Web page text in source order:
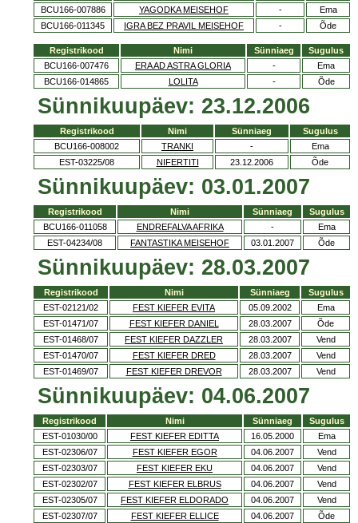
BCU166-007886
YAGODKA MEISEHOF -
Ema
BCU166-011345
IGRA BEZ PRAVIL MEISEHOF - Õde
Registrikood Nimi Sünniaeg
Sugulus
BCU166-007476
ERA AD ASTRA GLORIA -
Ema
BCU166-014865
LOLITA - Õde
Sünnikuupäev: 23.12.2006
Registrikood Nimi Sünniaeg
Sugulus
BCU166-008002
TRANKI -
Ema
EST-03225/08
NIFERTITI 23.12.2006 Õde
Sünnikuupäev: 03.01.2007
Registrikood Nimi Sünniaeg
Sugulus
BCU166-011058
ENDREFALVA AFRIKA -
Ema
EST-04234/08
FANTASTIKA MEISEHOF 03.01.2007 Õde
Sünnikuupäev: 28.03.2007
Registrikood Nimi Sünniaeg
Sugulus
EST-02121/02
FEST KIEFER EVITA 05.09.2002
Ema
EST-01471/07
FEST KIEFER DANIEL 28.03.2007
Õde
EST-01468/07
FEST KIEFER DAZZLER 28.03.2007
Vend
EST-01470/07
FEST KIEFER DRED 28.03.2007
Vend
EST-01469/07
FEST KIEFER DREVOR 28.03.2007 Vend
Sünnikuupäev: 04.06.2007
Registrikood Nimi Sünniaeg
Sugulus
EST-01030/00
FEST KIEFER EDITTA 16.05.2000
Ema
EST-02306/07
FEST KIEFER EGOR 04.06.2007
Vend
EST-02303/07
FEST KIEFER EKU 04.06.2007
Vend
EST-02302/07
FEST KIEFER ELBRUS 04.06.2007
Vend
EST-02305/07
FEST KIEFER ELDORADO 04.06.2007
Vend
EST-02307/07
FEST KIEFER ELLICE 04.06.2007
Õde